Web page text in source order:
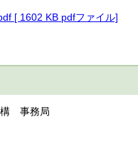
[ 1602 KB pdfファイル]
構 事務局